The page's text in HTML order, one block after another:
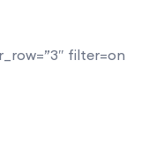
filter=on